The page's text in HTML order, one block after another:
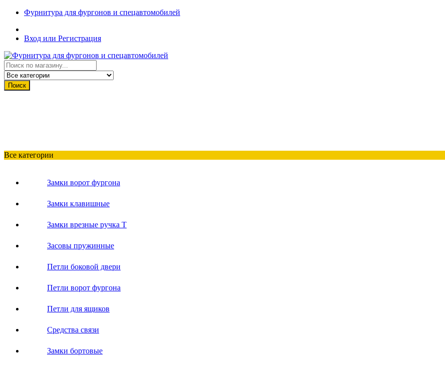
Фурнитура для фургонов и спецавтомобилей
Вход или Регистрация
Поиск
Все категории
Замки ворот фургона
Замки клавишные
Замки врезные ручка Т
Засовы пружинные
Петли боковой двери
Петли ворот фургона
Петли для ящиков
Средства связи
Замки бортовые